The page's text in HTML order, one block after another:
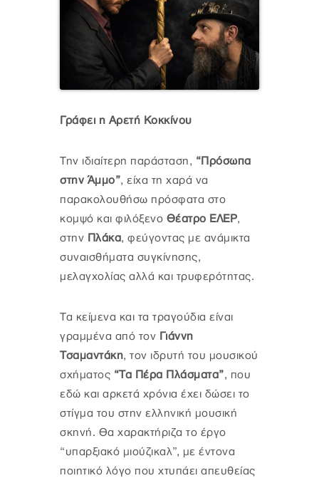
Γράφει η Αρετή Κοκκίνου
Την ιδιαίτερη παράσταση, “Πρόσωπα
στην Άμμο”, είχα τη χαρά να
παρακολουθήσω πρόσφατα στο
κομψό και φιλόξενο Θέατρο ΕΛΕΡ,
στην Πλάκα, φεύγοντας με ανάμικτα
συναισθήματα συγκίνησης,
μελαγχολίας αλλά και τρυφερότητας.
Τα κείμενα και τα τραγούδια είναι
γραμμένα από τον Γιάννη
Τσαμαντάκη, τον ιδρυτή του μουσικού
σχήματος “Τα Πέρα Πλάσματα”, που
εδώ και αρκετά χρόνια έχει δώσει το
στίγμα του στην ελληνική μουσική
σκηνή. Θα χαρακτήριζα το έργο
“υπαρξιακό μιούζικαλ”, με έντονα
ποιητικό λόγο που χτυπάει απευθείας